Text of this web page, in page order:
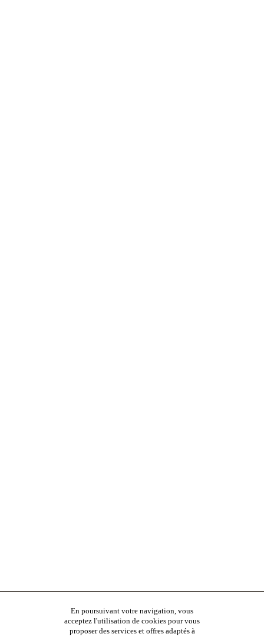
En poursuivant votre navigation, vous
acceptez l'utilisation de cookies pour vous
proposer des services et offres adaptés à